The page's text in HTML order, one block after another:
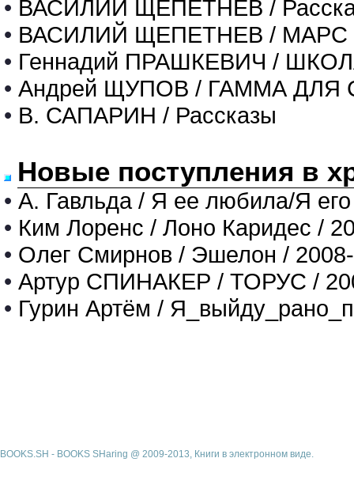
• ВАСИЛИЙ ЩЕПЕТНЁВ /
• ВАСИЛИЙ ЩЕПЕТНЕВ / МАРС
• Геннадий ПРАШКЕВИЧ /
• Андрей ЩУПОВ / ГАММА
• В. САПАРИН / Рассказы
Новые поступления в
• А. Гавльда / Я ее любила/Я
• Ким Лоренс / Лоно Каридес /
• Олег Смирнов / Эшелон /
• Артур СПИНАКЕР / ТОРУС /
• Гурин Артём /
BOOKS.SH - BOOKS SHaring @ 2009-2013, Книги в электронном виде.